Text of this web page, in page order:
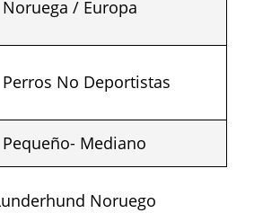
Noruega / Europa
Perros No Deportistas
Pequeño- Mediano
Noruego